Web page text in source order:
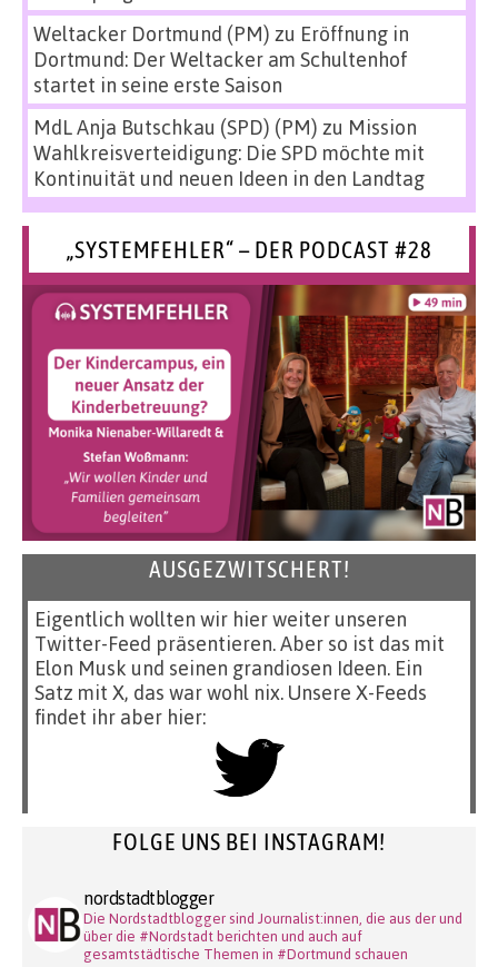
Weltacker Dortmund (PM) zu Eröffnung in
Dortmund: Der Weltacker am Schultenhof
startet in seine erste Saison
MdL Anja Butschkau (SPD) (PM) zu Mission
Wahlkreisverteidigung: Die SPD möchte mit
Kontinuität und neuen Ideen in den Landtag
„SYSTEMFEHLER“ – DER PODCAST #28
AUSGEZWITSCHERT!
Eigentlich wollten wir hier weiter unseren
Twitter-Feed präsentieren. Aber so ist das mit
Elon Musk und seinen grandiosen Ideen. Ein
Satz mit X, das war wohl nix. Unsere X-Feeds
findet ihr aber hier:
FOLGE UNS BEI INSTAGRAM!
nordstadtblogger
Die Nordstadtblogger sind Journalist:innen, die aus der und
über die #Nordstadt berichten und auch auf
gesamtstädtische Themen in #Dortmund schauen